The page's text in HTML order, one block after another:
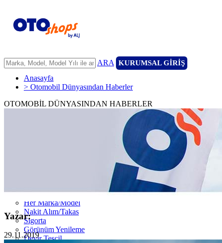
ARA KURUMSAL GİRİŞ
Garanti ve 7/24 Yol Yardımı
14 Günde Değişim
Her Marka/Model
Nakit Alım/Takas
Sigorta
Görünüm Yenileme
Devir Tescil
Anasayfa
> Otomobil Dünyasından Haberler
OTOMOBİL DÜNYASINDAN HABERLER
Yazar:
29.11.2019